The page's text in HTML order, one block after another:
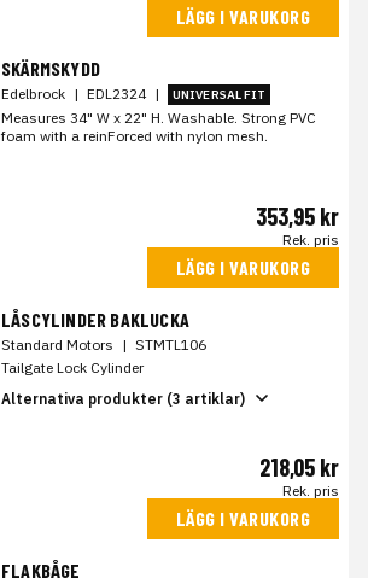
LÄGG I VARUKORG
SKÄRMSKYDD
Edelbrock | EDL2324 | UNIVERSAL FIT
Measures 34" W x 22" H. Washable. Strong PVC
foam with a reinForced with nylon mesh.
353,95 kr
Rek. pris
LÄGG I VARUKORG
LÅSCYLINDER BAKLUCKA
Standard Motors | STMTL106
Tailgate Lock Cylinder
Alternativa produkter (3 artiklar)
218,05 kr
Rek. pris
LÄGG I VARUKORG
FLAKBÅGE